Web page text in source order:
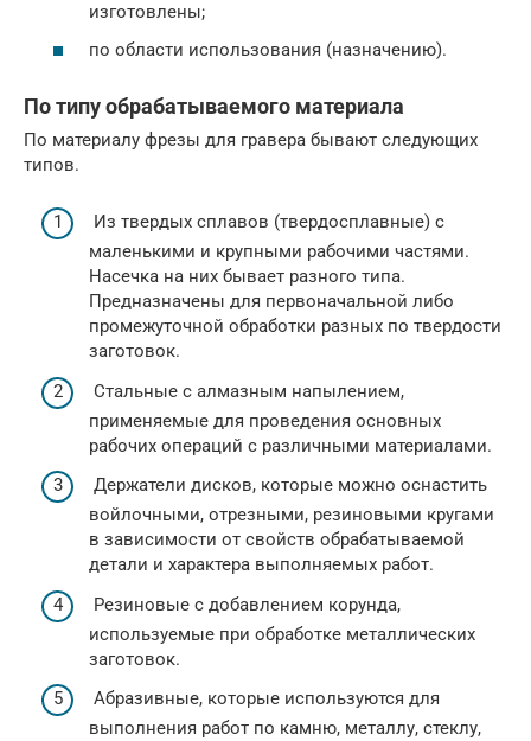
изготовлены;
по области использования (назначению).
По типу обрабатываемого материала
По материалу фрезы для гравера бывают следующих
типов.
Из твердых сплавов (твердосплавные) с
маленькими и крупными рабочими частями.
Насечка на них бывает разного типа.
Предназначены для первоначальной либо
промежуточной обработки разных по твердости
заготовок.
Стальные с алмазным напылением,
применяемые для проведения основных
рабочих операций с различными материалами.
Держатели дисков, которые можно оснастить
войлочными, отрезными, резиновыми кругами
в зависимости от свойств обрабатываемой
детали и характера выполняемых работ.
Резиновые с добавлением корунда,
используемые при обработке металлических
заготовок.
Абразивные, которые используются для
выполнения работ по камню, металлу, стеклу,